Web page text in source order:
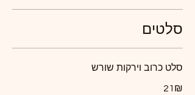
סלטים
סלט כרוב וירקות שורש
‏21 ‏₪